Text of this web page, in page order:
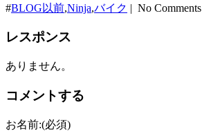
#BLOG以前,Ninja,バイク | No Comments
レスポンス
ありません。
コメントする
お名前:(必須)